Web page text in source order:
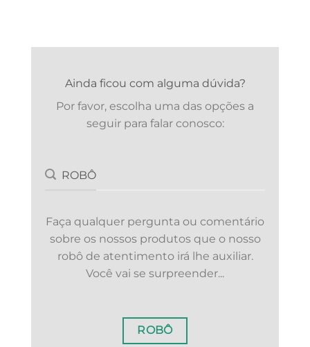
Ainda ficou com alguma dúvida?
Por favor, escolha uma das opções a
seguir para falar conosco:
ROBÔ
Faça qualquer pergunta ou comentário
sobre os nossos produtos que o nosso
robô de atentimento irá lhe auxiliar.
Você vai se surpreender...
ROBÔ